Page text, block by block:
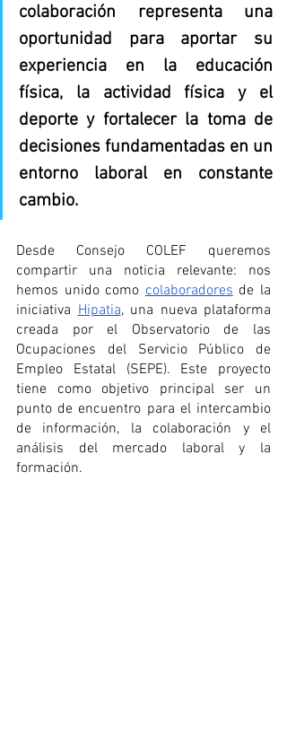
colaboración representa una
oportunidad para aportar su
experiencia en la educación
física, la actividad física y el
deporte y fortalecer la toma de
decisiones fundamentadas en un
entorno laboral en constante
cambio.
Desde Consejo COLEF queremos
compartir una noticia relevante: nos
hemos unido como colaboradores de la
iniciativa Hipatia, una nueva plataforma
creada por el Observatorio de las
Ocupaciones del Servicio Público de
Empleo Estatal (SEPE). Este proyecto
tiene como objetivo principal ser un
punto de encuentro para el intercambio
de información, la colaboración y el
análisis del mercado laboral y la
formación.